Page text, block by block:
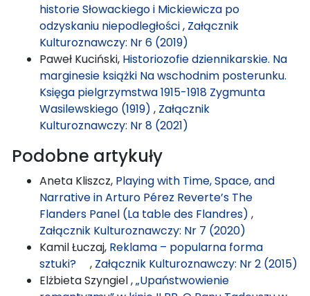
historie Słowackiego i Mickiewicza po
odzyskaniu niepodległości, Załącznik
Kulturoznawczy: Nr 6 (2019)
Paweł Kuciński, Historiozofie dziennikarskie. Na
marginesie książki Na wschodnim posterunku.
Księga pielgrzymstwa 1915-1918 Zygmunta
Wasilewskiego (1919) , Załącznik
Kulturoznawczy: Nr 8 (2021)
Podobne artykuły
Aneta Kliszcz, Playing with Time, Space, and
Narrative in Arturo Pérez Reverte’s The
Flanders Panel (La table des Flandres) ,
Załącznik Kulturoznawczy: Nr 7 (2020)
Kamil Łuczaj, Reklama – popularna forma
sztuki? , Załącznik Kulturoznawczy: Nr 2 (2015)
Elżbieta Szyngiel ,„Upaństwowienie